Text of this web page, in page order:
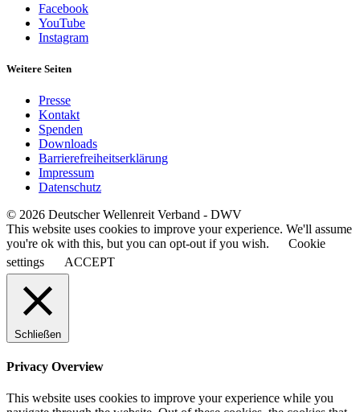
Facebook
YouTube
Instagram
Weitere Seiten
Presse
Kontakt
Spenden
Downloads
Barrierefreiheitserklärung
Impressum
Datenschutz
© 2026 Deutscher Wellenreit Verband - DWV
This website uses cookies to improve your experience. We'll assume
you're ok with this, but you can opt-out if you wish.
Cookie
settings
ACCEPT
Schließen
Privacy Overview
This website uses cookies to improve your experience while you